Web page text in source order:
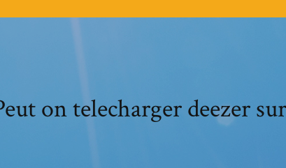
on telecharger deezer